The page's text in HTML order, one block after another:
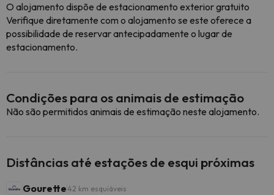
O alojamento dispõe de estacionamento exterior gratuito
Verifique diretamente com o alojamento se este oferece a
possibilidade de reservar antecipadamente o lugar de
estacionamento.
Condições para os animais de estimação
Não são permitidos animais de estimação neste alojamento.
Distâncias até estações de esqui próximas
Gourette 42 km esquiáveis